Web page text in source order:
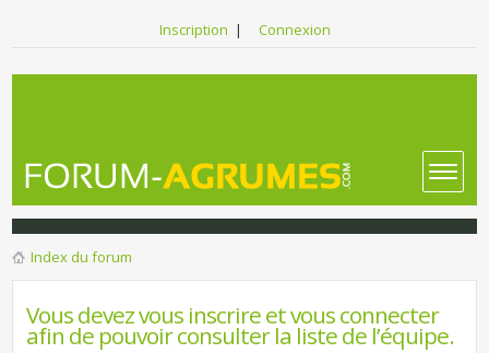
Inscription | Connexion
Index du forum
Vous devez vous inscrire et vous connecter
afin de pouvoir consulter la liste de l’équipe.